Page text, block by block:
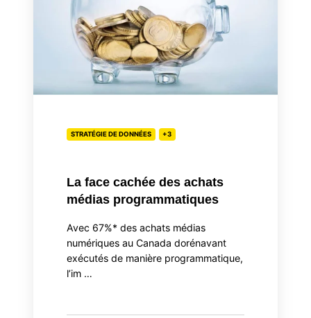
programmatiques
STRATÉGIE DE DONNÉES +3
La face cachée des achats
médias programmatiques
Avec 67%* des achats médias
numériques au Canada dorénavant
exécutés de manière programmatique,
l’im …